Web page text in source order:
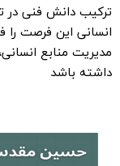
ترکیب دانش فنی در
انسانی این فرصت
مدیریت منابع
داشته باشد